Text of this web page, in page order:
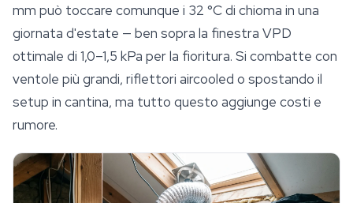
mm può toccare comunque i 32 °C di chioma in una
giornata d'estate — ben sopra la finestra VPD
ottimale di 1,0–1,5 kPa per la fioritura. Si combatte con
ventole più grandi, riflettori aircooled o spostando il
setup in cantina, ma tutto questo aggiunge costi e
rumore.